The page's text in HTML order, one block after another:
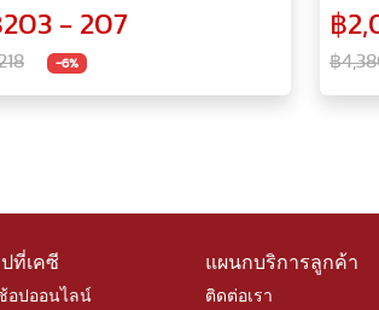
- 207
-6%
฿
฿
ที่เคซี
อปออนไลน์
แผนกบริการลูกค้า
ติดต่อเรา